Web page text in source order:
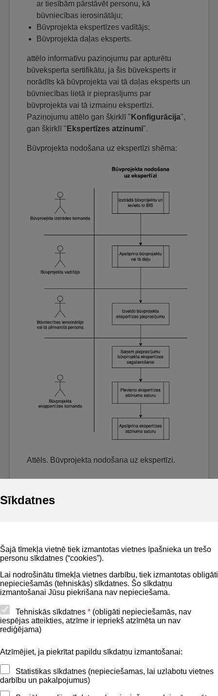
Sīkdatnes
Šajā tīmekļa vietnē tiek izmantotas vietnes īpašnieka un trešo
personu sīkdatnes (“cookies”).
Lai nodrošinātu tīmekļa vietnes darbību, tiek izmantotas obligāti
nepieciešamās (tehniskās) sīkdatnes. Šo sīkdatņu
izmantošanai Jūsu piekrišana nav nepieciešama.
Tehniskās sīkdatnes * (obligāti nepieciešamās, nav
iespējas atteikties, atzīme ir iepriekš atzīmēta un nav
rediģējama)
Atzīmējiet, ja piekrītat papildu sīkdatņu izmantošanai:
Statistikas sīkdatnes (nepieciešamas, lai uzlabotu vietnes
darbību un pakalpojumus)
ar tiesībām pārstāvēt personu, kā
būvniecības ierosinātāju;
Būvprojekta ekspertīzes vadītājs;
Būvprojekta daļas eksperts.
attēlo informatīvu paziņojumu par apturētu
būveksperta sertifikātu, ja šis būveksperts ir
norādīts kā būvprojekta vai tā daļas eksperts un
būvniecības lietā ir pieprasījums par
būvprojekta vai tā izmaiņu ekspertīzi.
Paziņojumu attēlo gan šķirklī " Konfigurācija",
gan šķirklī " Ekspertīzes atzinumi".
Būvprojekta nodošana uz ekspertīzi shēma:
Attēls. Būvprojekta nodošana uz ekspertīzi.
Privātuma politika
Lapas karte
Piekļūstamības paziņojums
Kontakti
BIS atbalsta dienesta tālrunis: